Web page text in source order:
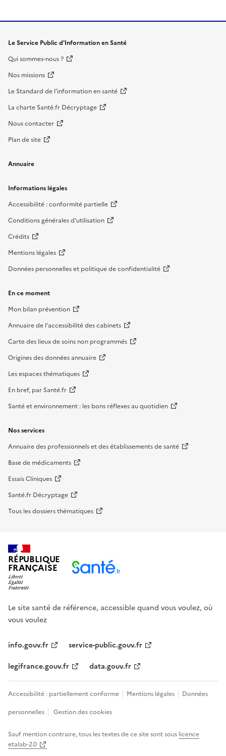
Le Service Public d'Information en Santé
Qui sommes-nous ?
Nos missions
Le Standard de l’information en santé
La charte Santé.fr Décryptage
Nous contacter
Plan de site
Annuaire
Informations légales
Accessibilité : conformité partielle
Conditions générales d'utilisation
Crédits
Mentions légales
Données personnelles et politique de confidentialité
En ce moment
Mon bilan prévention
Annuaire de l'accessibilité des cabinets
Carte des lieux de soins non programmés
Origines des données annuaire
Les espaces thématiques
En bref, par Santé.fr
Santé et environnement : les bons réflexes au quotidien
Nos services
Annuaire des professionnels et des établissements de santé
Base de médicaments
Essais Cliniques
Santé.fr Décryptage
Tous les dossiers thématiques
RÉPUBLIQUE
FRANÇAISE
Le site santé de référence, accessible quand vous voulez, où
vous voulez
info.gouv.fr
service-public.gouv.fr
legifrance.gouv.fr
data.gouv.fr
Accessibilité : partiellement conforme Mentions légales
Données
personnelles
Gestion des cookies
Sauf mention contraire, tous les textes de ce site sont sous licence
etalab-2.0